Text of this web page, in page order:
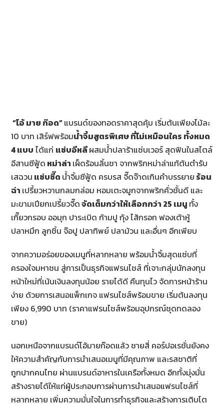
“โอ้ มาย ก๊อด”แบรนด์ของทอดราคาสุดคุ้ม เริ่มต้นเพียงไม้ละ
10 บาท เสิร์ฟพร้อมน้ำจิ้มสูตรพิเศษ ที่ไม่เหมือนใคร ทั้งหมด
4 แบบ ได้แก่ แซ่บอีหลีผสมน้ำปลาร้าแซ่บเวอร์ สุดฟินในสไตล์
อีสานซีฟู้ด หม่าล่า เผ็ดร้อนลิ้นชา จากพริกหม่าล่าแท้ต้นตำรับ
เสฉวน แซ่บซี๊ด น้ำจิ้มซีฟู้ด ครบรส จี๊ดจ๊าดเกินคำบรรยาย ร้อน
ฉ่า เปรี้ยวหวานกลมกล่อม หอมเตะจมูกจากพริกคั่วชั้นดี และ
มะขามเปียกเปรี้ยวจี๊ดจัดเต็มกว่าให้เลือกกว่า 25 เมนู ทั้ง
เกี๊ยวกรอบ ออมุก ปาระเบิด ก้ามปู กุ้ง ไส้กรอก ฟองเต้าหู้
ปลาหมึก ลูกชิ้น จ๊อปู ปลาทิพย์ ปลาม้วน และอื่นๆ อีกเพียบ
จากความอร่อยของเมนูที่หลากหลาย พร้อมน้ำจิ้มสุดแซ่บที่
ครองใจมหาชน สู่การเป็นธุรกิจแฟรนไชส์ ที่เจาะกลุ่มนักลงทุน
หน้าใหม่ที่เน้นเงินลงทุนน้อย รายได้ดี คืนทุนไว จัดการหน้าร้าน
ง่าย ด้วยการเสนอแพ็กเกจ แฟรนไชส์พร้อมขาย เริ่มต้นลงทุน
เพียง 6,990 บาท (ราคาแฟรนไชส์พร้อมอุปกรณ์ชุดทดลอง
ขาย)
นอกเหนือจากแบรนด์โอ้มายก๊อดแล้ว ชายสี่ คอร์ปอเรชั่นยังคง
ให้ความสำคัญกับการนำเสนอเมนูที่มีคุณภาพ และรสชาติที่
ถูกปากคนไทย ผ่านแบรนด์อาหารในเครือทั้งหมด อีกทั้งมุ่งมั่น
สร้างรายได้ให้แก่ผู้ประกอบการผ่านการนำเสนอแฟรนไชส์ที่
หลากหลาย เพิ่มความมั่นใจในการทำธุรกิจและสร้างการเติบโต